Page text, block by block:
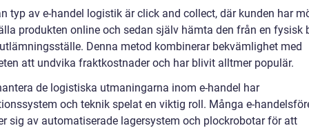
typ av e-handel logistik är click and collect, där kunden har
produkten online och sedan själv hämta den från en fysisk
Denna metod kombinerar bekvämlighet med
att undvika fraktkostnader och har blivit alltmer populär.
de logistiska utmaningarna inom e-handel har
och teknik spelat en viktig roll. Många e-
sig av automatiserade lagersystem och plockrobotar för att